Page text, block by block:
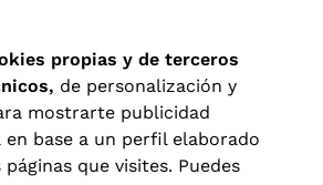
propias y de terceros
de personalización y
mostrarte publicidad
en base a un perfil elaborado
que visites. Puedes